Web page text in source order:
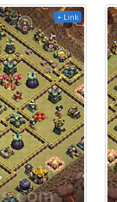
+ Link